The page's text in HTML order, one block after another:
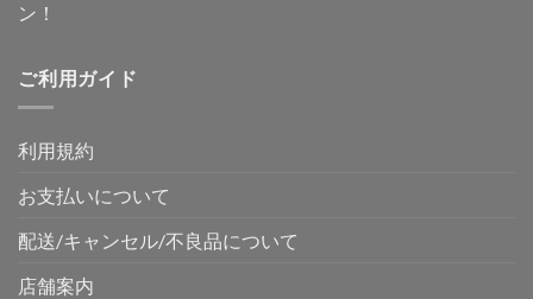
ン！
ご利用ガイド
利用規約
お支払いについて
配送/キャンセル/不良品について
店舗案内